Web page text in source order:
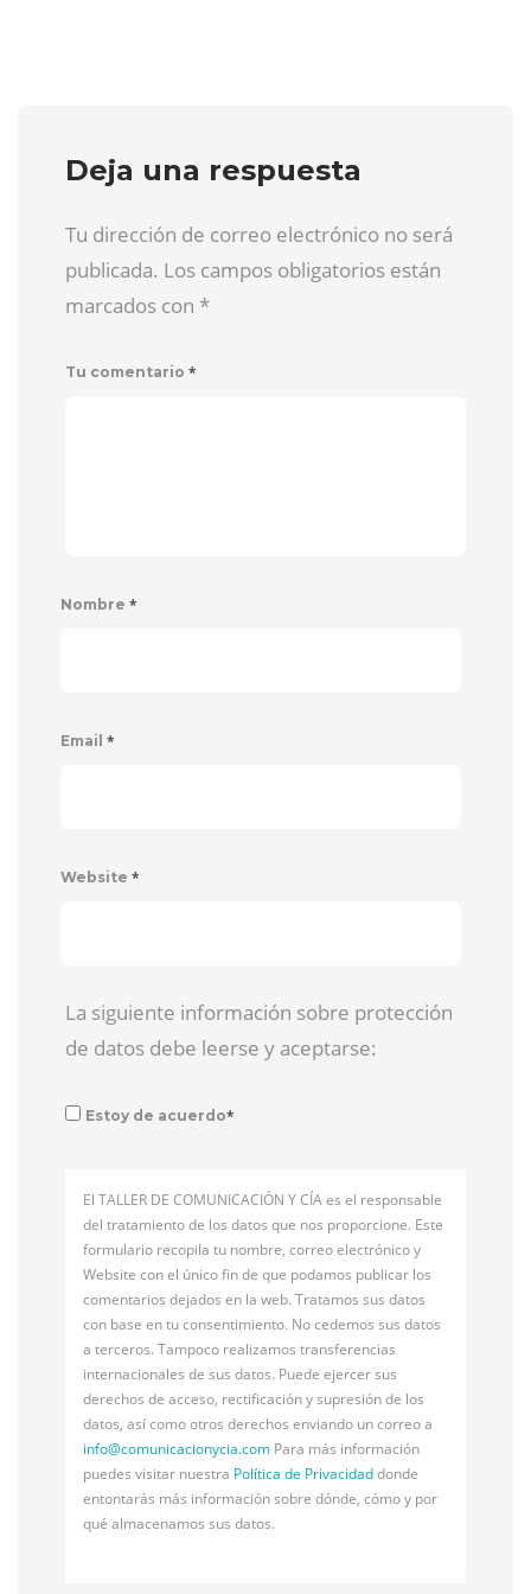
Deja una respuesta
Tu dirección de correo electrónico no será
publicada. Los campos obligatorios están
marcados con *
Tu comentario *
Nombre *
Email *
Website *
La siguiente información sobre protección
de datos debe leerse y aceptarse:
Estoy de acuerdo*
El TALLER DE COMUNICACIÓN Y CÍA es el responsable
del tratamiento de los datos que nos proporcione. Este
formulario recopila tu nombre, correo electrónico y
Website con el único fin de que podamos publicar los
comentarios dejados en la web. Tratamos sus datos
con base en tu consentimiento. No cedemos sus datos
a terceros. Tampoco realizamos transferencias
internacionales de sus datos. Puede ejercer sus
derechos de acceso, rectificación y supresión de los
datos, así como otros derechos enviando un correo a
info@comunicacionycia.com Para más información
puedes visitar nuestra Política de Privacidaddonde
entontarás más información sobre dónde, cómo y por
qué almacenamos sus datos.